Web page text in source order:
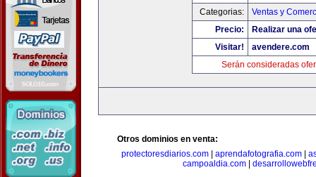
Categorias:
Ventas y
Precio:
Realizar una
Visitar!
avendere.com
Serán consideradas
Otros dominios en venta:
protectoresdiarios.com
aprendafotografia.com
campoaldia.com